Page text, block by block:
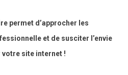
permet d’approcher les
et de susciter l’envie
site internet !